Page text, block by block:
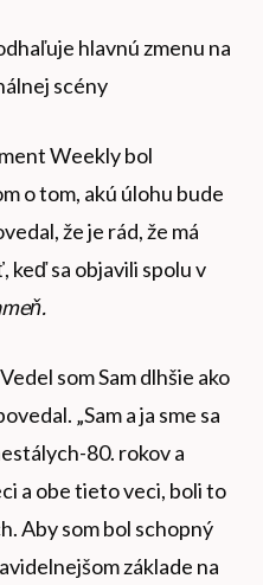
hlavnú zmenu na
scény
Weekly bol
o tom, akú úlohu bude
že je rád, že má
keď sa objavili spolu v
som Sam dlhšie ako
„Sam a ja sme sa
80. rokov a
a obe tieto veci, boli to
Aby som bol schopný
základe na